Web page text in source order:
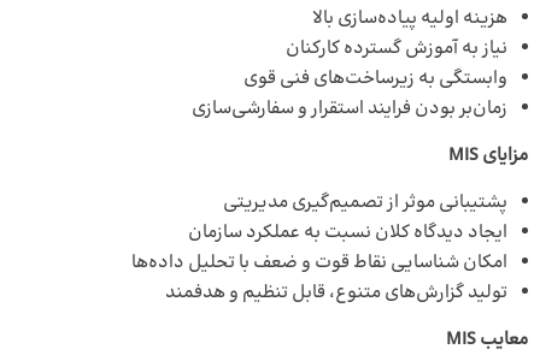
هزینه اولیه پیاده‌سازی بالا
نیاز به آموزش گسترده کارکنان
وابستگی به زیرساخت‌های فنی قوی
زمان‌بر بودن فرایند استقرار و سفارشی‌سازی
مزایای MIS
پشتیبانی موثر از تصمیم‌گیری مدیریتی
ایجاد دیدگاه کلان نسبت به عملکرد سازمان
امکان شناسایی نقاط قوت و ضعف با تحلیل داده‌ها
تولید گزارش‌های متنوع، قابل تنظیم و هدفمند
معایب MIS